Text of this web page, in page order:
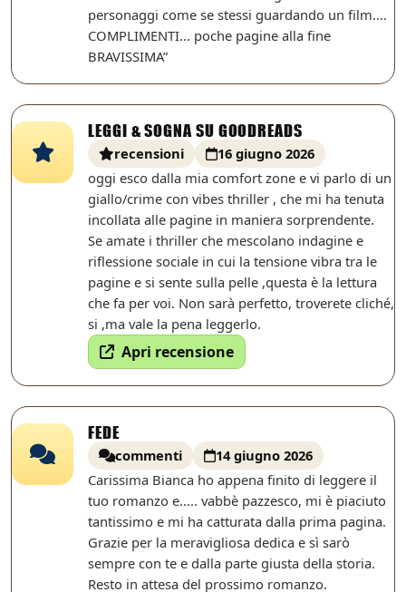
personaggi come se stessi guardando un film....
COMPLIMENTI... poche pagine alla fine
BRAVISSIMA”
LEGGI & SOGNA SU GOODREADS
recensioni
16 giugno 2026
oggi esco dalla mia comfort zone e vi parlo di un
giallo/crime con vibes thriller , che mi ha tenuta
incollata alle pagine in maniera sorprendente.
Se amate i thriller che mescolano indagine e
riflessione sociale in cui la tensione vibra tra le
pagine e si sente sulla pelle ,questa è la lettura
che fa per voi. Non sarà perfetto, troverete cliché,
si ,ma vale la pena leggerlo.
Apri recensione
FEDE
commenti
14 giugno 2026
Carissima Bianca ho appena finito di leggere il
tuo romanzo e..... vabbè pazzesco, mi è piaciuto
tantissimo e mi ha catturata dalla prima pagina.
Grazie per la meravigliosa dedica e sì sarò
sempre con te e dalla parte giusta della storia.
Resto in attesa del prossimo romanzo.